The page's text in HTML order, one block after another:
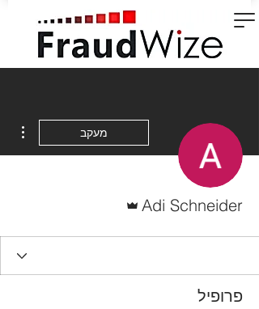
מעקב
Adi Schneider
פרופיל